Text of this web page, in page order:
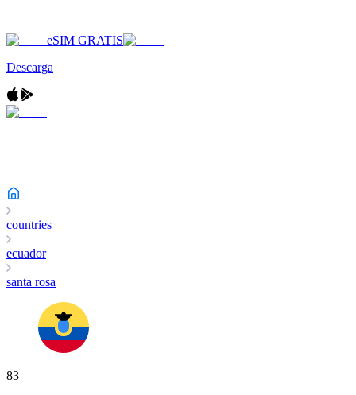
eSIM GRATIS
Descarga
countries
ecuador
santa rosa
83